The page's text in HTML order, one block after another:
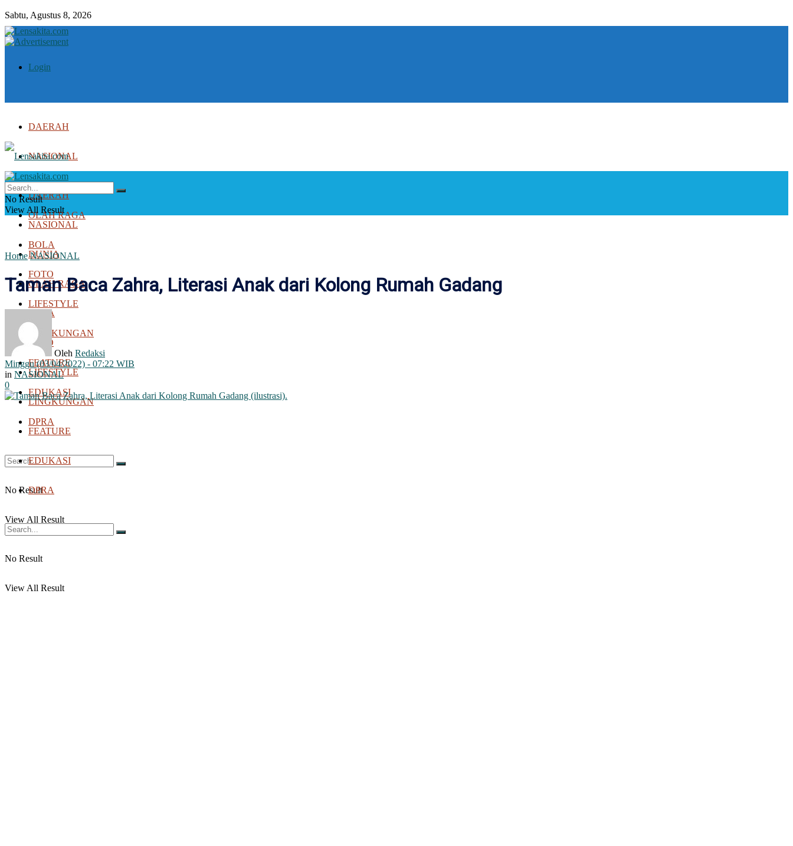
Sabtu, Agustus 8, 2026
Login
DAERAH
NASIONAL
DUNIA
OLAH RAGA
BOLA
FOTO
LIFESTYLE
LINGKUNGAN
FEATURE
EDUKASI
DPRA
No Result
View All Result
DAERAH
NASIONAL
DUNIA
OLAH RAGA
BOLA
FOTO
LIFESTYLE
LINGKUNGAN
FEATURE
EDUKASI
DPRA
No Result
View All Result
No Result
View All Result
Home NASIONAL
Taman Baca Zahra, Literasi Anak dari Kolong Rumah Gadang
Oleh Redaksi
Minggu (03/04/2022) - 07:22 WIB
in NASIONAL
0